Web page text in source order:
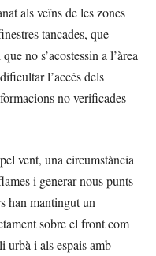
als veïns de les zones
tancades, que
no s’acostessin a l’àrea
l’accés dels
no verificades
vent, una circumstància
i generar nous punts
han mantingut un
sobre el front com
urbà i als espais amb